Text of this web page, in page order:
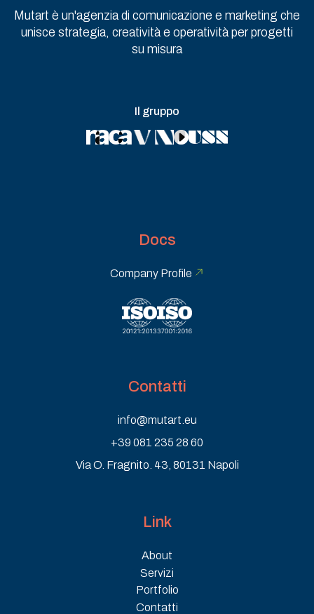
Mutart è un'agenzia di comunicazione e marketing che
unisce strategia, creatività e operatività per progetti
su misura
Il gruppo
Docs
Company Profile
Contatti
info@mutart.eu
+39 081 235 28 60
Via O. Fragnito. 43, 80131 Napoli
Link
About
Servizi
Portfolio
Contatti